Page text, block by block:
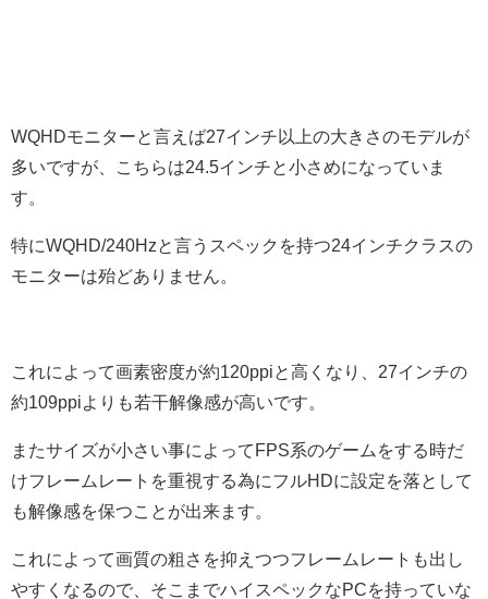
WQHDモニターと言えば27インチ以上の大きさのモデルが
多いですが、こちらは24.5インチと小さめになっていま
す。
特にWQHD/240Hzと言うスペックを持つ24インチクラスの
モニターは殆どありません。
これによって画素密度が約120ppiと高くなり、27インチの
約109ppiよりも若干解像感が高いです。
またサイズが小さい事によってFPS系のゲームをする時だ
けフレームレートを重視する為にフルHDに設定を落として
も解像感を保つことが出来ます。
これによって画質の粗さを抑えつつフレームレートも出し
やすくなるので、そこまでハイスペックなPCを持っていな